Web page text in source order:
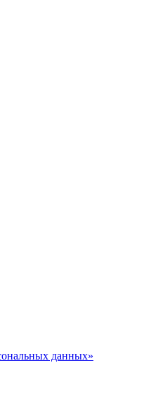
данных»